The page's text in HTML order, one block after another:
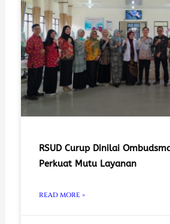
RSUD Curup Dinilai
Perkuat Mutu Layanan
READ MORE »